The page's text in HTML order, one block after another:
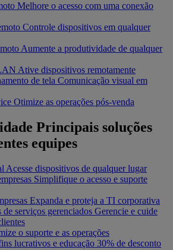
Melhore o acesso com uma conexão
Controle dispositivos em qualquer
Aumente a produtividade de qualquer
Ative dispositivos remotamente
de tela Comunicação visual em
Otimize as operações pós-venda
Principais soluções
equipes
Acesse dispositivos de qualquer lugar
Simplifique o acesso e suporte
Expanda e proteja a TI corporativa
de serviços gerenciados Gerencie e cuide
o suporte e as operações
lucrativos e educação 30% de desconto